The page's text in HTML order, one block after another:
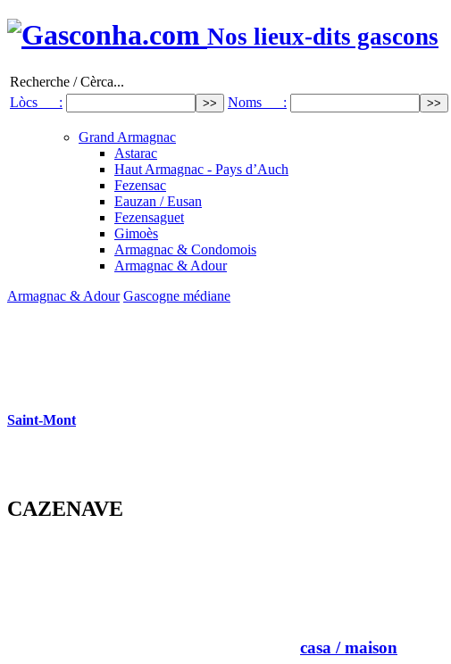
Nos lieux-dits gascons
Recherche / Cèrca...
Lòcs :
Noms :
Grand Armagnac
Astarac
Haut Armagnac - Pays d’Auch
Fezensac
Eauzan / Eusan
Fezensaguet
Gimoès
Armagnac & Condomois
Armagnac & Adour
Armagnac & Adour Gascogne médiane
Saint-Mont
CAZENAVE
casa / maison